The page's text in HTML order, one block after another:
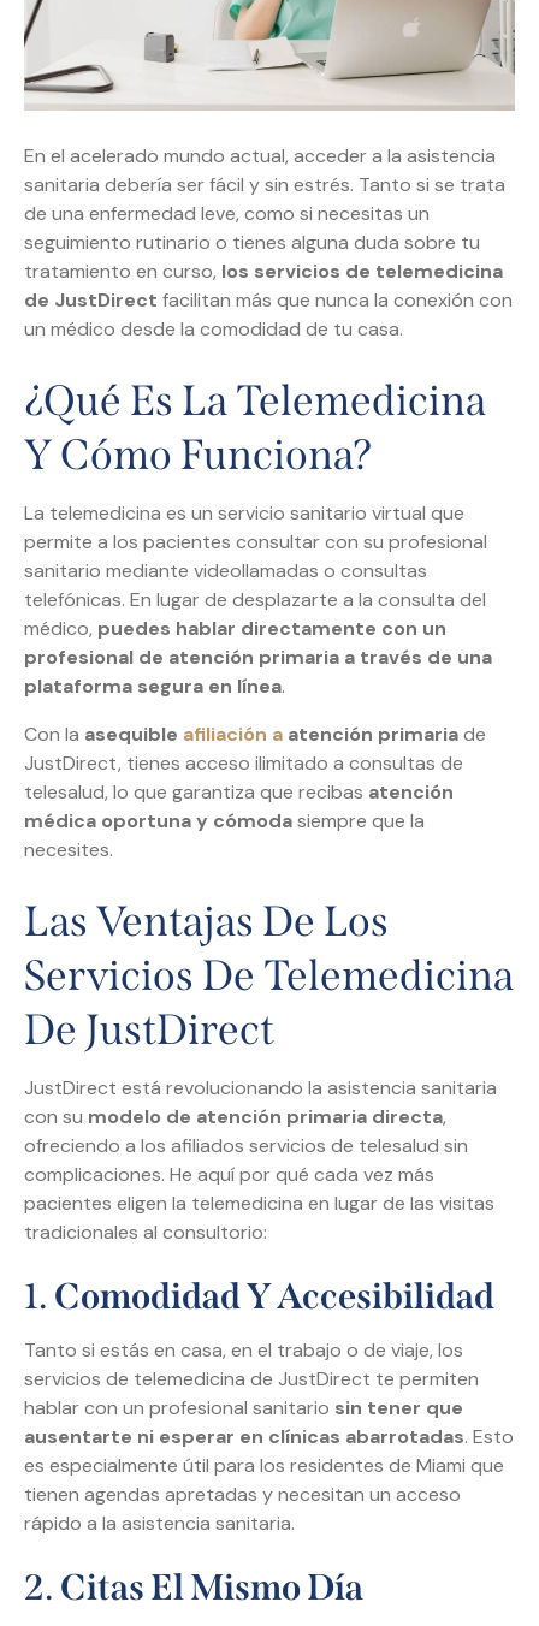
En el acelerado mundo actual, acceder a la asistencia
sanitaria debería ser fácil y sin estrés. Tanto si se trata
de una enfermedad leve, como si necesitas un
seguimiento rutinario o tienes alguna duda sobre tu
tratamiento en curso, los servicios de telemedicina
de JustDirect facilitan más que nunca la conexión con
un médico desde la comodidad de tu casa.
¿Qué Es La Telemedicina
Y Cómo Funciona?
La telemedicina es un servicio sanitario virtual que
permite a los pacientes consultar con su profesional
sanitario mediante videollamadas o consultas
telefónicas. En lugar de desplazarte a la consulta del
médico, puedes hablar directamente con un
profesional de atención primaria a través de una
plataforma segura en línea.
Con la asequible afiliación a atención primariade
JustDirect, tienes acceso ilimitado a consultas de
telesalud, lo que garantiza que recibas atención
médica oportuna y cómodasiempre que la
necesites.
Las Ventajas De Los
Servicios De Telemedicina
De JustDirect
JustDirect está revolucionando la asistencia sanitaria
con su modelo de atención primaria directa,
ofreciendo a los afiliados servicios de telesalud sin
complicaciones. He aquí por qué cada vez más
pacientes eligen la telemedicina en lugar de las visitas
tradicionales al consultorio:
1. Comodidad Y Accesibilidad
Tanto si estás en casa, en el trabajo o de viaje, los
servicios de telemedicina de JustDirect te permiten
hablar con un profesional sanitario sin tener que
ausentarte ni esperar en clínicas abarrotadas. Esto
es especialmente útil para los residentes de Miami que
tienen agendas apretadas y necesitan un acceso
rápido a la asistencia sanitaria.
2. Citas El Mismo Día